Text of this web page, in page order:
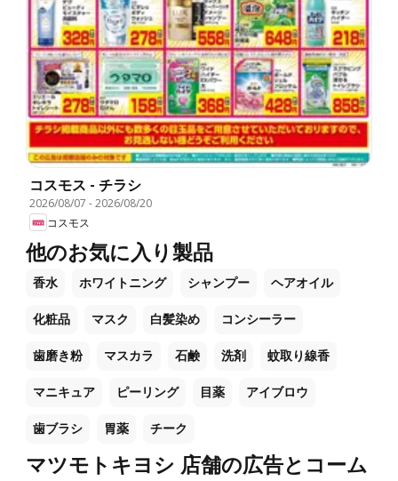
コスモス - チラシ
2026/08/07 -2026/08/20
コスモス
他のお気に入り製品
香水 ホワイトニング シャンプー ヘアオイル
化粧品 マスク 白髪染め コンシーラー
歯磨き粉 マスカラ 石鹸 洗剤 蚊取り線香
マニキュア ピーリング 目薬 アイブロウ
歯ブラシ 胃薬 チーク
マツモトキヨシ 店舗の広告とコーム